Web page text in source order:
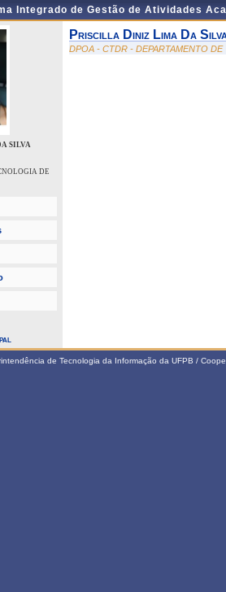
Integrado de Gestão de Atividades
SILVA
DE
Priscilla Diniz Lima Da
DPOA - CTDR - DEPARTAMENTO
de Tecnologia da Informação da UFPB /